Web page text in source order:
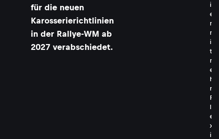
für die neuen
Karosserierichtlinien
in der Rallye-WM ab
2027 verabschiedet.
i
e
n
m
i
t
m
e
h
r
F
l
e
x
i